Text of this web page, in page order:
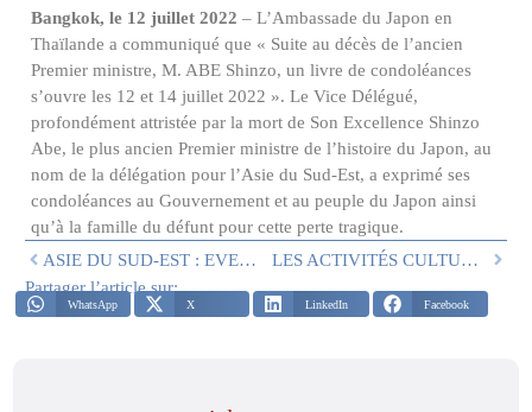
Bangkok, le 12 juillet 2022– L’Ambassade du Japon en
Thaïlande a communiqué que « Suite au décès de l’ancien
Premier ministre, M. ABE Shinzo, un livre de condoléances
s’ouvre les 12 et 14 juillet 2022 ». Le Vice Délégué,
profondément attristée par la mort de Son Excellence Shinzo
Abe, le plus ancien Premier ministre de l’histoire du Japon, au
nom de la délégation pour l’Asie du Sud-Est, a exprimé ses
condoléances au Gouvernement et au peuple du Japon ainsi
qu’à la famille du défunt pour cette perte tragique.
ASIE DU SUD-EST : EVENEMENTS DU 24 ET 25 JUIN
LES ACTIVITÉS CULTURELLES ET CHARITABLES RÉCENTES DE LA DÉLÉGATION DE L’ASIE DU SUD-EST
Partager l’article sur:
WhatsApp X LinkedIn Facebook